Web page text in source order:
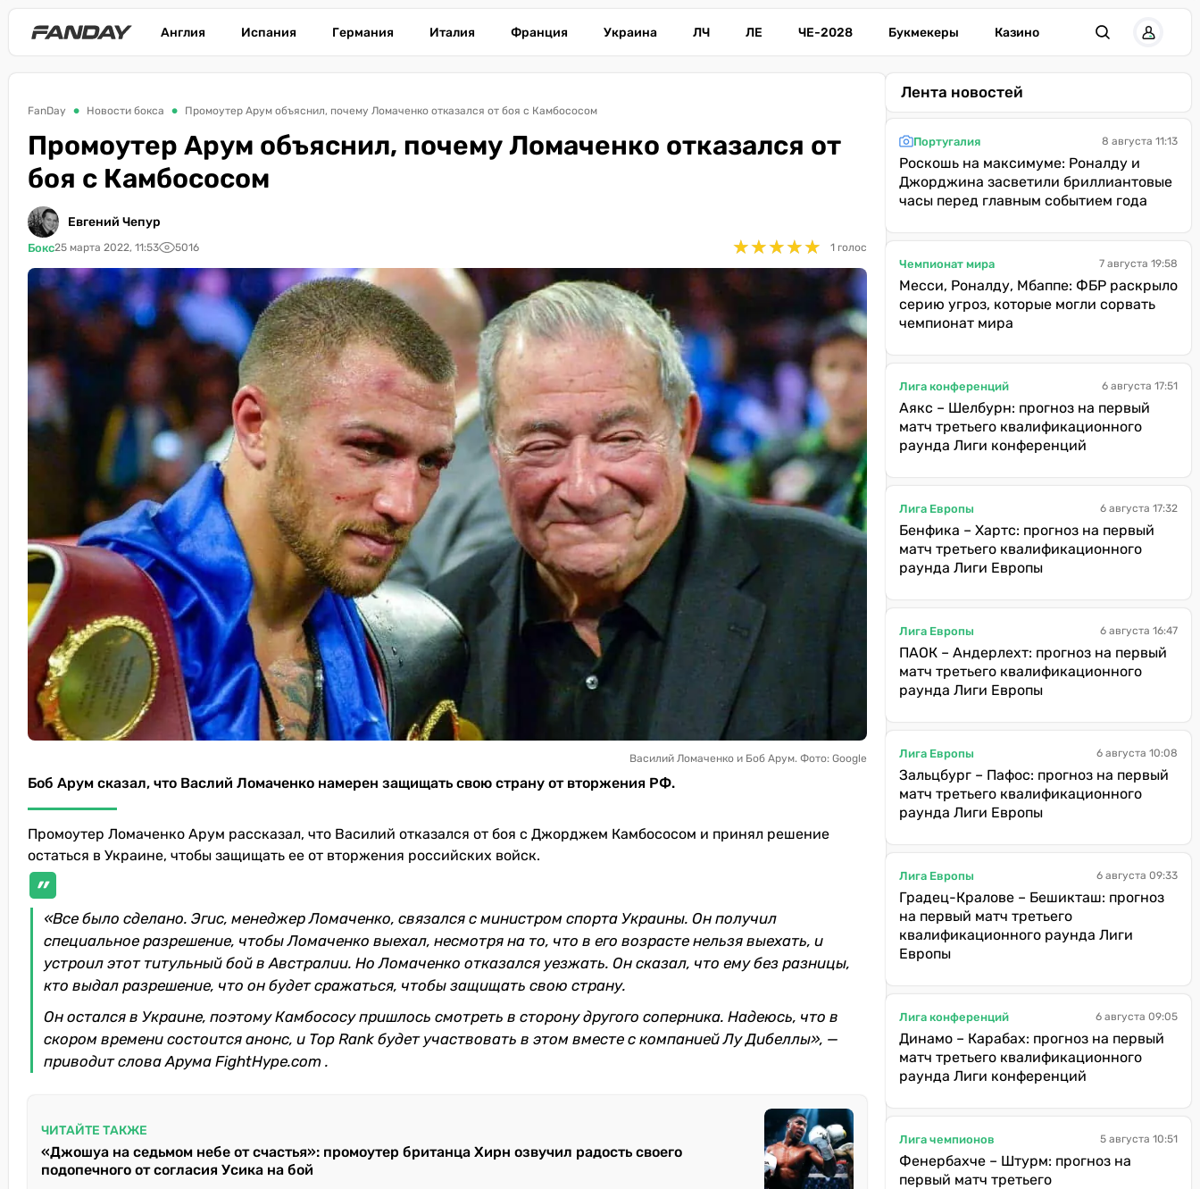
Англия Испания Германия Италия Франция Украина ЛЧ ЛЕ ЧЕ-2028 Букмекеры Казино
FanDay Новости бокса Промоутер Арум объяснил, почему Ломаченко отказался от боя с Камбососом
Промоутер Арум объяснил, почему Ломаченко отказался от
боя с Камбососом
Евгений Чепур
Бокс25 марта 2022, 11:53 5016 ★★★★★
★★★★★ 1 голос
Василий Ломаченко и Боб Арум. Фото: Google
Боб Арум сказал, что Васлий Ломаченко намерен защищать свою страну от вторжения РФ.
Промоутер Ломаченко Арум рассказал, что Василий отказался от боя с Джорджем Камбососом и принял решение
остаться в Украине, чтобы защищать ее от вторжения российских войск.
«Все было сделано. Эгис, менеджер Ломаченко, связался с министром спорта Украины. Он получил
специальное разрешение, чтобы Ломаченко выехал, несмотря на то, что в его возрасте нельзя выехать, и
устроил этот титульный бой в Австралии. Но Ломаченко отказался уезжать. Он сказал, что ему без разницы,
кто выдал разрешение, что он будет сражаться, чтобы защищать свою страну.
Он остался в Украине, поэтому Камбососу пришлось смотреть в сторону другого соперника. Надеюсь, что в
скором времени состоится анонс, и Top Rank будет участвовать в этом вместе с компанией Лу Дибеллы», —
приводит слова Арума FightHype.com .
ЧИТАЙТЕ ТАКЖЕ
«Джошуа на седьмом небе от счастья»: промоутер британца Хирн озвучил радость своего
подопечного от согласия Усика на бой
Лента новостей
Португалия 8 августа 11:13
Роскошь на максимуме: Роналду и
Джорджина засветили бриллиантовые
часы перед главным событием года
Чемпионат мира 7 августа 19:58
Месси, Роналду, Мбаппе: ФБР раскрыло
серию угроз, которые могли сорвать
чемпионат мира
Лига конференций 6 августа 17:51
Аякс – Шелбурн: прогноз на первый
матч третьего квалификационного
раунда Лиги конференций
Лига Европы 6 августа 17:32
Бенфика – Хартс: прогноз на первый
матч третьего квалификационного
раунда Лиги Европы
Лига Европы 6 августа 16:47
ПАОК – Андерлехт: прогноз на первый
матч третьего квалификационного
раунда Лиги Европы
Лига Европы 6 августа 10:08
Зальцбург – Пафос: прогноз на первый
матч третьего квалификационного
раунда Лиги Европы
Лига Европы 6 августа 09:33
Градец-Кралове – Бешикташ: прогноз
на первый матч третьего
квалификационного раунда Лиги
Европы
Лига конференций 6 августа 09:05
Динамо – Карабах: прогноз на первый
матч третьего квалификационного
раунда Лиги конференций
Лига чемпионов 5 августа 10:51
Фенербахче – Штурм: прогноз на
первый матч третьего